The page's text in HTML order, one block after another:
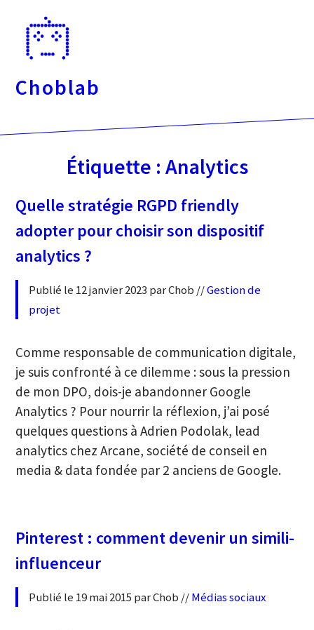
directement
Choblab
Étiquette : Analytics
Quelle stratégie RGPD friendly
adopter pour choisir son dispositif
analytics ?
Publié le 12 janvier 2023 par Chob //Gestion de
projet
Comme responsable de communication digitale,
je suis confronté à ce dilemme : sous la pression
de mon DPO, dois-je abandonner Google
Analytics ? Pour nourrir la réflexion, j’ai posé
quelques questions à Adrien Podolak, lead
analytics chez Arcane, société de conseil en
media & data fondée par 2 anciens de Google.
Pinterest : comment devenir un simili-
influenceur
Publié le 19 mai 2015 par Chob //Médias sociaux